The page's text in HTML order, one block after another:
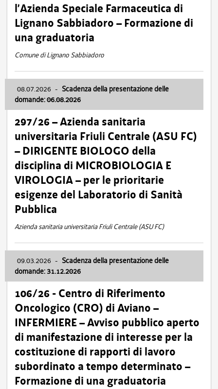
l’Azienda Speciale Farmaceutica di
Lignano Sabbiadoro – Formazione di
una graduatoria
Comune di Lignano Sabbiadoro
08.07.2026 - Scadenza della presentazione delle
domande: 06.08.2026
297/26 – Azienda sanitaria
universitaria Friuli Centrale (ASU FC)
– DIRIGENTE BIOLOGO della
disciplina di MICROBIOLOGIA E
VIROLOGIA – per le prioritarie
esigenze del Laboratorio di Sanità
Pubblica
Azienda sanitaria universitaria Friuli Centrale (ASU FC)
09.03.2026 - Scadenza della presentazione delle
domande: 31.12.2026
106/26 - Centro di Riferimento
Oncologico (CRO) di Aviano –
INFERMIERE – Avviso pubblico aperto
di manifestazione di interesse per la
costituzione di rapporti di lavoro
subordinato a tempo determinato –
Formazione di una graduatoria